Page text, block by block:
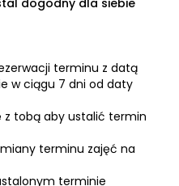
z wewnętrzną
ją na nowo —
motywacji
je podawać. W mojej
cisza i przestrzeń do
.
powiedzieć wszystko: to,
dogodny dla siebie
terminu z datą
w ciągu 7 dni od daty
z tobą aby ustalić termin
terminu zajęć na
terminie